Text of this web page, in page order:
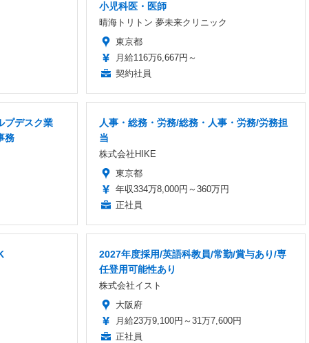
小児科医・医師
晴海トリトン 夢未来クリニック
東京都
月給116万6,667円～
契約社員
プデスク業
務
人事・総務・労務/総務・人事・労務/労務担
当
株式会社HIKE
東京都
年収334万8,000円～360万円
正社員
2027年度採用/英語科教員/常勤/賞与あり/専
任登用可能性あり
株式会社イスト
大阪府
月給23万9,100円～31万7,600円
正社員